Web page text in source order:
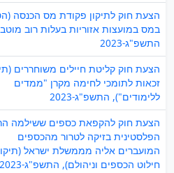
הצעת חוק לתיקון פקודת מס הכנסה
במס במועצות אזוריות בעלות רוב
התשפ"ג-2023
הצעת חוק קליטת חיילים משוחררים
זכאות לתומכי לחימה מקרן "ממדים
ללימודים"), התשפ"ג-2023
הצעת חוק להקפאת כספים ששילמה
הפלסטינית בזיקה לטרור מהכספים
המועברים אליה מממשלת ישראל
חילוט הכספים וניהולם), התשפ"ג-2023